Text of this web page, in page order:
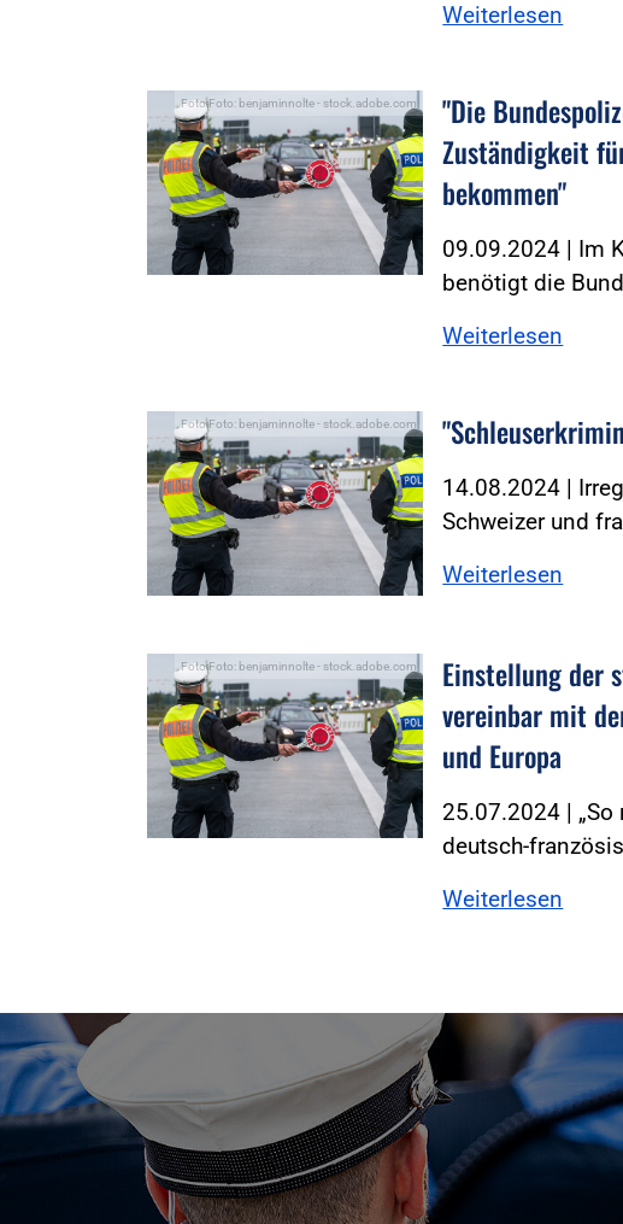
Weiterlesen
Foto:Foto: benjaminnolte - stock.adobe.com
"Die
Zuständigkeit
bekommen"
09.09.2024 | Im
benötigt die
Weiterlesen
Foto:Foto: benjaminnolte - stock.adobe.com
14.08.2024 |
Schweizer und
Weiterlesen
Foto:Foto: benjaminnolte - stock.adobe.com
Einstellung der
vereinbar mit
und Europa
25.07.2024 |
deutsch-
Weiterlesen